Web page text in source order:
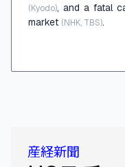
(Kyodo), and a fatal
market (NHK, TBS).
産経新聞